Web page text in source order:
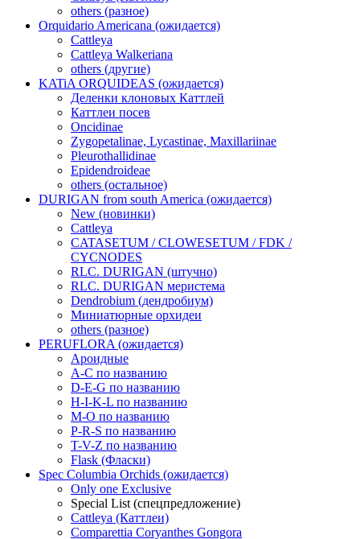
others (разное)
Orquidario Americana (ожидается)
Cattleya
Cattleya Walkeriana
others (другие)
KATiA ORQUIDEAS (ожидается)
Деленки клоновых Каттлей
Каттлеи посев
Oncidinae
Zygopetalinae, Lycastinae, Maxillariinae
Pleurothallidinae
Epidendroideae
others (остальное)
DURIGAN from south America (ожидается)
New (новинки)
Cattleya
CATASETUM / CLOWESETUM / FDK /
CYCNODES
RLC. DURIGAN (штучно)
RLC. DURIGAN меристема
Dendrobium (дендробиум)
Миниатюрные орхидеи
others (разное)
PERUFLORA (ожидается)
Ароидные
A-C по названию
D-E-G по названию
H-I-K-L по названию
M-O по названию
P-R-S по названию
T-V-Z по названию
Flask (Фласки)
Spec Columbia Orchids (ожидается)
Only one Exclusive
Special List (спецпредложение)
Cattleya (Каттлеи)
Comparettia Coryanthes Gongora